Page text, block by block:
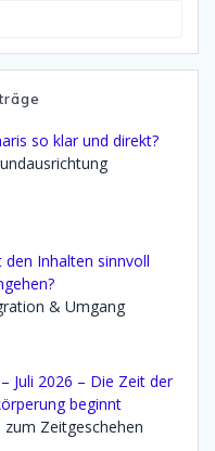
so klar und direkt?
den Inhalten sinnvoll
& Umgang
Juli 2026 – Die Zeit der
beginnt
Zeitgeschehen